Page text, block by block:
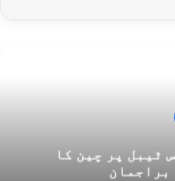
ٹیبل پر چین کا
براجمان